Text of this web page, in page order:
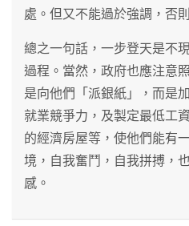
處。但又不能過於強調，否
總之一句話，一步登天是不
過程。當然，政府也應注意
是向他們「派銀紙」，而是
就業競爭力，及製定最低工
的經濟房屋等，使他們能有
境，自我奮鬥，自我拼搏，
感。